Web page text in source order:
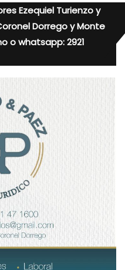
Ezequiel Turienzo y
Dorrego y Monte
o whatsapp: 2921